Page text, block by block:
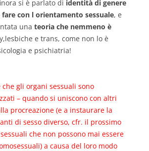
si è parlato di identità di genere
fare con l orientamento sessuale, e
una teoria che nemmeno è
e trans, come non lo è
e psichiatria!
che gli organi sessuali sono
– quando si uniscono con altri
procreazione (e a instaurare la
di sesso diverso, cfr. il prossimo
che non possono mai essere
a causa del loro modo